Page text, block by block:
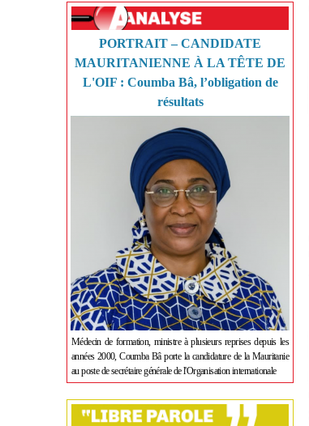
PORTRAIT – CANDIDATE
MAURITANIENNE À LA TÊTE DE
L'OIF : Coumba Bâ, l’obligation de
résultats
Médecin de formation, ministre à plusieurs reprises depuis les
années 2000, Coumba Bâ porte la candidature de la Mauritanie
au poste de secrétaire générale de l'Organisation internationale